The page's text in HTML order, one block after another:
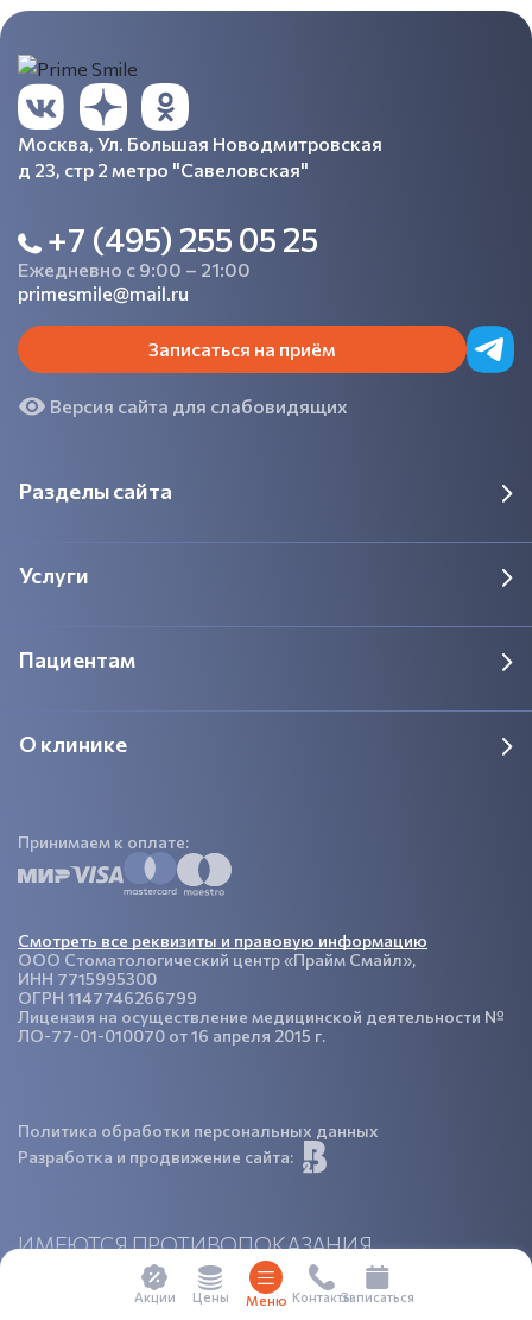
Акции Цены Меню КонтактыЗаписаться
Москва, Ул. Большая Новодмитровская
д 23, стр 2 метро "Савеловская"
Разделы сайта
Услуги
Пациентам
О клинике
+7 (495) 255 05 25
Ежедневно с 9:00 – 21:00
primesmile@mail.ru
Записаться на приём
Версия сайта для слабовидящих
Политика обработки персональных данных
Принимаем к оплате:
Разработка и продвижение сайта:
Смотреть все реквизиты и правовую информацию
ООО Стоматологический центр «Прайм Смайл»,
ИНН 7715995300
ОГРН 1147746266799
Лицензия на осуществление медицинской деятельности №
ЛО-77-01-010070 от 16 апреля 2015 г.
ИМЕЮТСЯ ПРОТИВОПОКАЗАНИЯ.
НЕОБХОДИМА КОНСУЛЬТАЦИЯ
СПЕЦИАЛИСТА